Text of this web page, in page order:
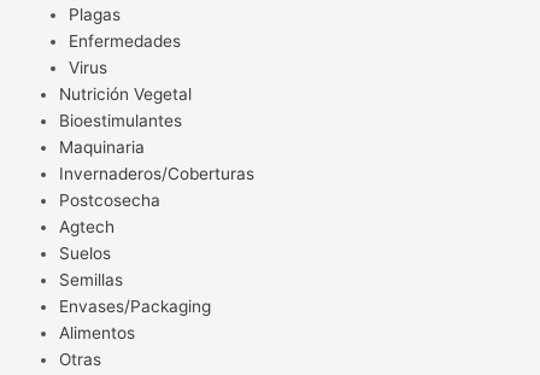
Plagas
Enfermedades
Virus
Nutrición Vegetal
Bioestimulantes
Maquinaria
Invernaderos/Coberturas
Postcosecha
Agtech
Suelos
Semillas
Envases/Packaging
Alimentos
Otras